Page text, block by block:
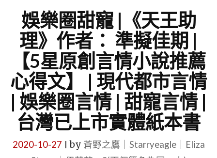
娛樂圈甜寵 |《天王助
理》作者： 準擬佳期 |
【5星原創言情小說推薦
心得文】 | 現代都市言情
| 娛樂圈言情 | 甜寵言情 |
台灣已上市實體紙本書
2020-10-27 by 蒼野之鷹｜Starryeagle｜Eliza